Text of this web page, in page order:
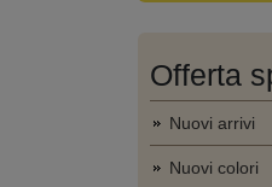
Offerta
Nuovi arrivi
Nuovi colori